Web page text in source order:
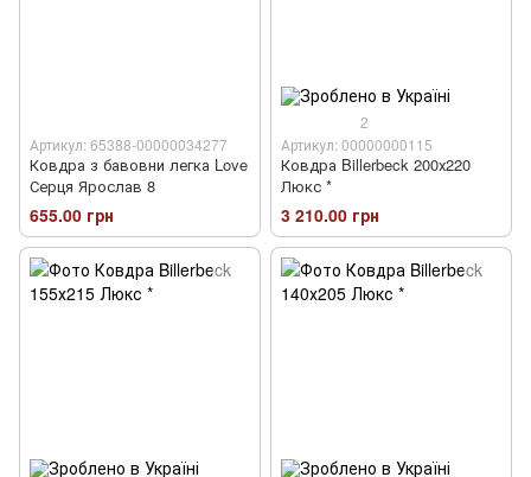
Артикул: 65388-00000034277
Ковдра з бавовни легка Love
Серця Ярослав 8
655.00 грн
2
Артикул: 00000000115
Ковдра Billerbeck 200х220
Люкс *
3 210.00 грн